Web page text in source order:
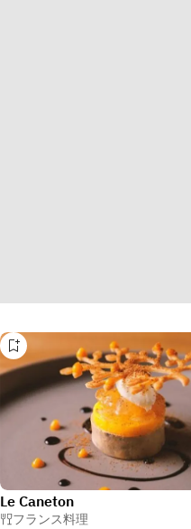
Le Caneton
フランス料理